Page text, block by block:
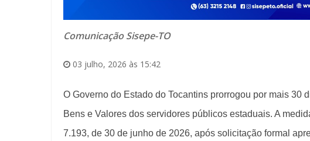
Comunicação Sisepe-TO
03 julho, 2026 às 15:42
O Governo do Estado do Tocantins prorrogou por mais 30
Bens e Valores dos servidores públicos estaduais. A
7.193, de 30 de junho de 2026, após solicitação formal